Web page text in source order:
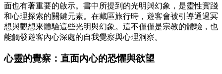
面也有著重要的啟示。書中所提到的光明與幻象，是靈性實踐
和心理探索的關鍵元素。在藏區旅行時，遊客會被引導通過冥
想與觀想來體驗這些光明與幻象。這不僅僅是宗教的體驗，也
能觸發遊客內心深處的自我覺察與心理洞察。
心靈的覺察：直面內心的恐懼與欲望